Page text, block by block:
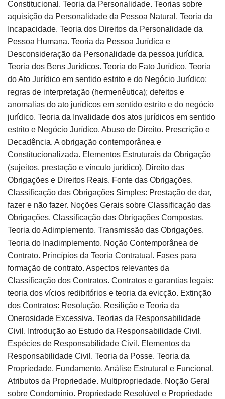
Constitucional. Teoria da Personalidade. Teorias sobre
aquisição da Personalidade da Pessoa Natural. Teoria da
Incapacidade. Teoria dos Direitos da Personalidade da
Pessoa Humana. Teoria da Pessoa Jurídica e
Desconsideração da Personalidade da pessoa jurídica.
Teoria dos Bens Jurídicos. Teoria do Fato Jurídico. Teoria
do Ato Jurídico em sentido estrito e do Negócio Jurídico;
regras de interpretação (hermenêutica); defeitos e
anomalias do ato jurídicos em sentido estrito e do negócio
jurídico. Teoria da Invalidade dos atos jurídicos em sentido
estrito e Negócio Jurídico. Abuso de Direito. Prescrição e
Decadência. A obrigação contemporânea e
Constitucionalizada. Elementos Estruturais da Obrigação
(sujeitos, prestação e vínculo jurídico). Direito das
Obrigações e Direitos Reais. Fonte das Obrigações.
Classificação das Obrigações Simples: Prestação de dar,
fazer e não fazer. Noções Gerais sobre Classificação das
Obrigações. Classificação das Obrigações Compostas.
Teoria do Adimplemento. Transmissão das Obrigações.
Teoria do Inadimplemento. Noção Contemporânea de
Contrato. Princípios da Teoria Contratual. Fases para
formação de contrato. Aspectos relevantes da
Classificação dos Contratos. Contratos e garantias legais:
teoria dos vícios redibitórios e teoria da evicção. Extinção
dos Contratos: Resolução, Resilição e Teoria da
Onerosidade Excessiva. Teorias da Responsabilidade
Civil. Introdução ao Estudo da Responsabilidade Civil.
Espécies de Responsabilidade Civil. Elementos da
Responsabilidade Civil. Teoria da Posse. Teoria da
Propriedade. Fundamento. Análise Estrutural e Funcional.
Atributos da Propriedade. Multipropriedade. Noção Geral
sobre Condomínio. Propriedade Resolúvel e Propriedade